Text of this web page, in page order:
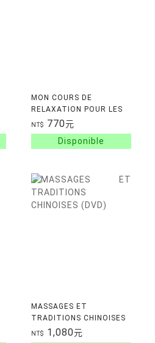
MON COURS DE
RELAXATION POUR LES
ENFANTS
NT$ 770元
MASSAGES ET
TRADITIONS CHINOISES
(DVD)
NT$ 1,080元